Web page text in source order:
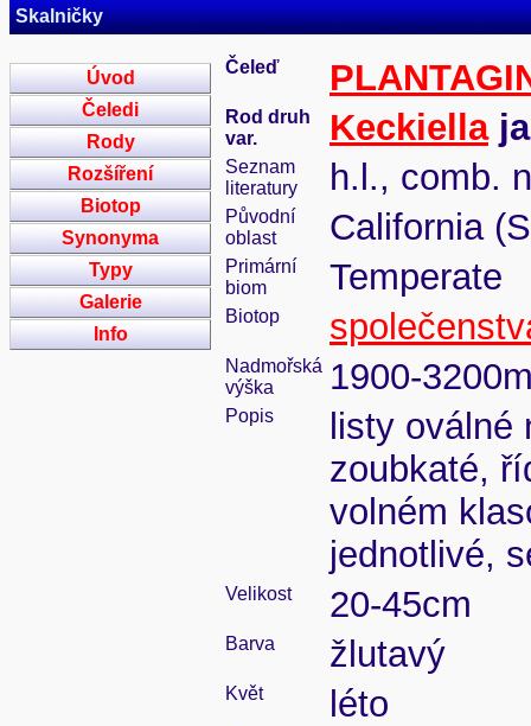
Skalničky
Úvod
Čeledi
Rody
Rozšíření
Biotop
Synonyma
Typy
Galerie
Info
Čeleď
Rod druh
var.
Keckiella
Seznam
literatury
h.l., comb.
Původní
oblast
California
Primární
biom
Temperate
Biotop
Nadmořská
výška
1900-
Popis
listy
zoubkaté,
volném
jednotlivé,
Velikost 20-45cm
Barva žlutavý
Květ léto